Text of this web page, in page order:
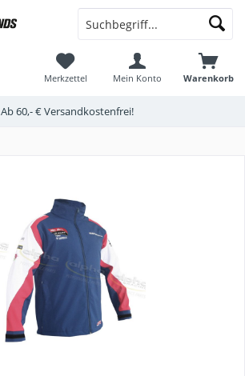
Ab 60,- € Versandkostenfrei!
Warenkorb
Merkzettel Mein Konto